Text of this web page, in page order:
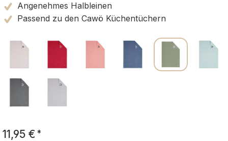
Angenehmes Halbleinen
Passend zu den Cawö Küchentüchern
11,95 € *